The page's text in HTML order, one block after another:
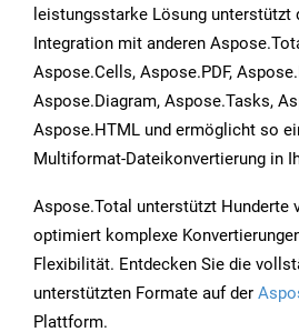
leistungsstarke Lösung unterstützt
Integration mit anderen
Aspose.Cells, Aspose.PDF,
Aspose.Diagram, Aspose.Tasks,
Aspose.HTML und ermöglicht so
Multiformat-Dateikonvertierung in
Aspose.Total unterstützt Hunderte
optimiert komplexe
Flexibilität. Entdecken Sie die
unterstützten Formate auf der
Plattform.